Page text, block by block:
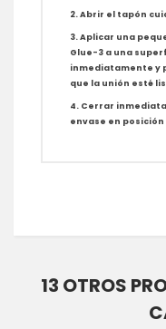
2. Abrir el tapón
3. Aplicar una
Glue-3 a una
inmediatamente y
que la unión esté
4. Cerrar
envase en
13 OTROS